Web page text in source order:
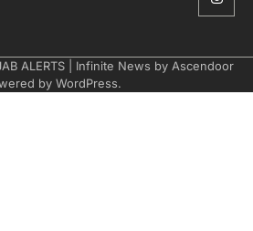
ALERTS| Infinite News by Ascendoor
by WordPress.